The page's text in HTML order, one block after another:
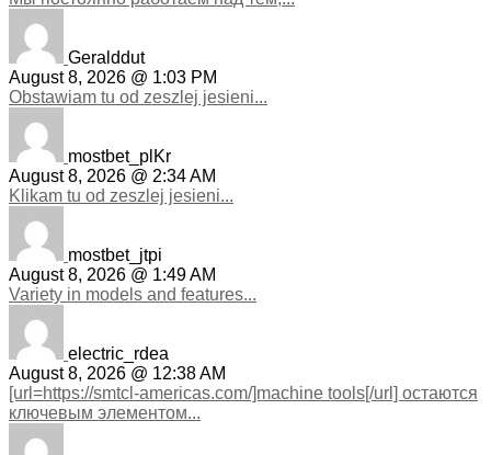
Geralddut
August 8, 2026 @ 1:03 PM
Obstawiam tu od zeszlej jesieni...
mostbet_plKr
August 8, 2026 @ 2:34 AM
Klikam tu od zeszlej jesieni...
mostbet_jtpi
August 8, 2026 @ 1:49 AM
Variety in models and features...
electric_rdea
August 8, 2026 @ 12:38 AM
[url=https://smtcl-americas.com/]machine tools[/url] остаются
ключевым элементом...